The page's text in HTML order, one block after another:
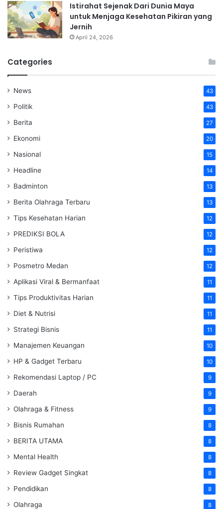
Istirahat Sejenak Dari Dunia Maya
untuk Menjaga Kesehatan Pikiran yang
Jernih
April 24, 2026
Categories
News 43
Politik 43
Berita 27
Ekonomi 20
Nasional 15
Headline 14
Badminton 13
Berita Olahraga Terbaru 13
Tips Kesehatan Harian 12
PREDIKSI BOLA 12
Peristiwa 12
Posmetro Medan 12
Aplikasi Viral & Bermanfaat 11
Tips Produktivitas Harian 11
Diet & Nutrisi 11
Strategi Bisnis 11
Manajemen Keuangan 10
HP & Gadget Terbaru 10
Rekomendasi Laptop / PC 9
Daerah 9
Olahraga & Fitness 9
Bisnis Rumahan 8
BERITA UTAMA 8
Mental Health 8
Review Gadget Singkat 8
Pendidikan 8
Olahraga 8